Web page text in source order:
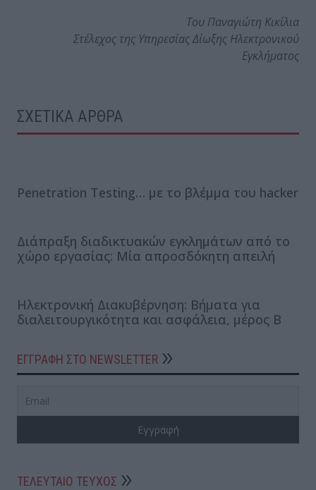
Του Παναγιώτη Κικίλια
Στέλεχος της Υπηρεσίας Δίωξης Ηλεκτρονικού
Εγκλήματος
ΣΧΕΤΙΚΑ ΑΡΘΡΑ
Penetration Testing… με το βλέμμα του hacker
Διάπραξη διαδικτυακών εγκλημάτων από το
χώρο εργασίας: Μία απροσδόκητη απειλή
Ηλεκτρονική Διακυβέρνηση: Βήματα για
διαλειτουργικότητα και ασφάλεια, μέρος Β
ΕΓΓΡΑΦΗ ΣΤΟ NEWSLETTER
ΤΕΛΕΥΤΑΙΟ ΤΕΥΧΟΣ